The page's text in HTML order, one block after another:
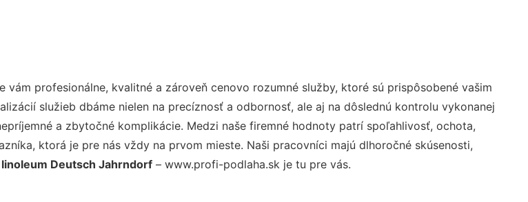
vám profesionálne, kvalitné a zároveň cenovo rozumné služby, ktoré sú prispôsobené vašim
služieb dbáme nielen na precíznosť a odbornosť, ale aj na dôslednú kontrolu vykonanej
a zbytočné komplikácie. Medzi naše firemné hodnoty patrí spoľahlivosť, ochota,
ktorá je pre nás vždy na prvom mieste. Naši pracovníci majú dlhoročné skúsenosti,
Deutsch Jahrndorf – www.profi-podlaha.sk je tu pre vás.